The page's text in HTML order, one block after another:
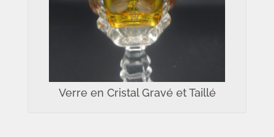
Verre en Cristal Gravé et Taillé